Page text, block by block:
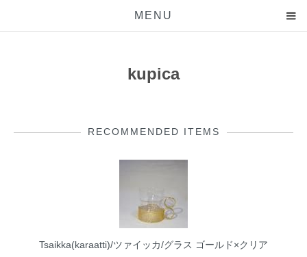
MENU
kupica
RECOMMENDED ITEMS
Tsaikka(karaatti)/ツァイッカ/グラス ゴールド×クリア